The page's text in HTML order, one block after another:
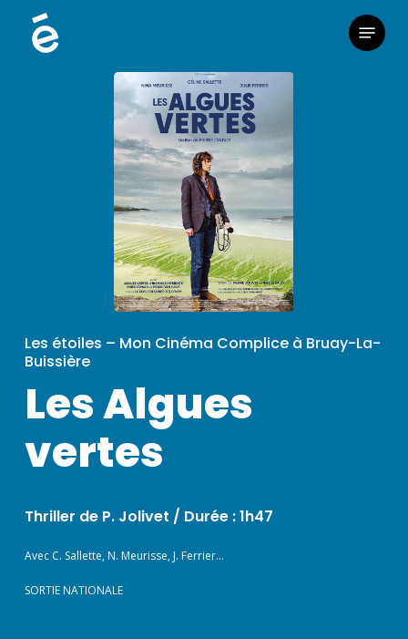
Menu
Les étoiles – Mon Cinéma Complice à Bruay-La-
Buissière
Les Algues
vertes
Thriller de P. Jolivet / Durée : 1h47
Avec C. Sallette, N. Meurisse, J. Ferrier…
SORTIE NATIONALE